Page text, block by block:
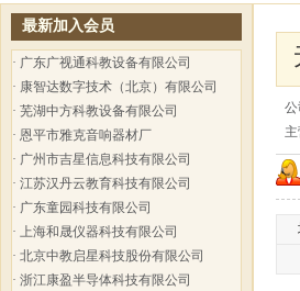
最新加入会员
· 广东广视通科教设备有限公司
· 康智达数字技术（北京）有限公司
· 芜湖中方科教设备有限公司
· 恩平市雅克音响器材厂
· 广州市吉星信息科技有限公司
· 江苏汉丹云教育科技有限公司
· 广东童园科技有限公司
· 上海和晟仪器科技有限公司
· 北京中教启星科技股份有限公司
· 浙江康盈半导体科技有限公司
公